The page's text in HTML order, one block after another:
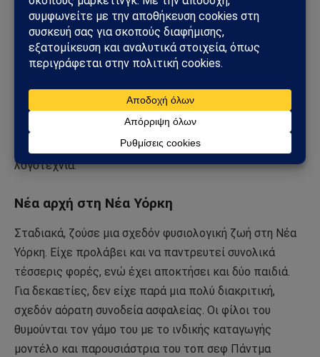
παίξω μπάλα με τον γιο μου στο πάρκο. Η συνηθισμένη,
κοινότοπη ζωή είναι για μένα ένα ανέφικτο όνειρο»,
έγραφε και δεν έκρυψε ότι η μοναξιά του κορυφώθηκε
μετά τη ρήξη με τη γυναίκα του, την Αμερικανίδα
μυθιστοριογράφο Μαριάν Γουίγκινς. Παρά τις
περιπέτειές του, ο Ρουσντί δεν σταμάτησε να γράφει
και το 2007 χρίστηκε τιμητικά ιππότης από τη
βασίλισσα της Αγγλίας για την προσφορά του στη
λογοτεχνία.
Νέα αρχή στη Νέα Υόρκη
Σταδιακά, ζούσε μια σχεδόν φυσιολογική ζωή στη Νέα
Υόρκη. Είχε προλάβει και να παντρευτεί συνολικά
τέσσερις φορές, ενώ έχει αποκτήσει και δύο παιδιά.
Για δεκαετίες, δεν είχε παρά μια πολύ διακριτική,
σχεδόν αόρατη συνοδεία ασφαλείας. Οι φίλοι του
θυμούνται τον γάμο του με το ινδικής καταγωγής
μοντέλο και παρουσιάστρια του τοπ σεφ Πάντμα